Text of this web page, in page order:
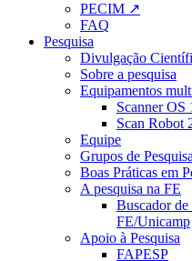
PECIM ↗
FAQ
Pesquisa
Divulgação
Sobre a pesquisa
Equipamentos
Scanner OS
Scan Robot
Equipe
Grupos de Pesquisa
Boas Práticas em
A pesquisa na FE
Buscador de
FE/Unicamp
Apoio à Pesquisa
FAPESP